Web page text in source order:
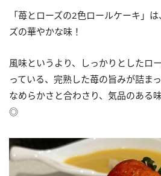
「苺とローズの2色ロールケーキ」
ズの華やかな味！
風味というより、しっかりとしたロ
っている、完熟した苺の旨みが詰ま
なめらかさと合わさり、気品のある
◎